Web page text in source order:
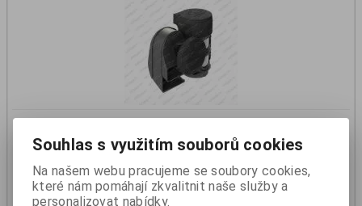
Katalogové číslo:
Skladem:Ano
899 Kč
743 Kč (bez DPH)
Souhlas s využitím souborů cookies
Na našem webu pracujeme se soubory cookies,
které nám pomáhají zkvalitnit naše služby a
personalizovat nabídky.